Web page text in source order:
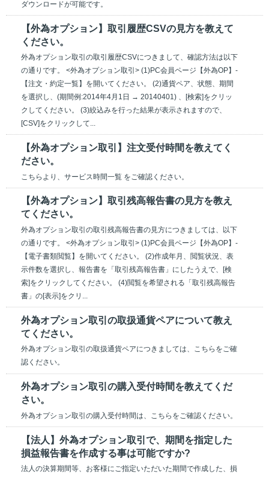
ダウンロードが可能です。
【外為オプション】取引履歴CSVの見方を教えて
ください。
外為オプション取引の取引履歴CSVにつきまして、確認方法は以下
の通りです。 <外為オプション取引> (1)PC会員ページ【外為OP】-
【注文・約定一覧】を開いてください。 (2)通貨ペア、状態、期間
を選択し、(期間例:2014年4月1日 → 20140401) 、[検索]をクリッ
クしてください。 (3)絞込みを行った結果が表示されますので、
[CSV]をクリックして...
【外為オプション取引】注文受付時間を教えてく
ださい。
こちらより、サービス時間一覧 をご確認ください。
【外為オプション】取引残高報告書の見方を教え
てください。
外為オプション取引の取引残高報告書の見方につきましては、以下
の通りです。 <外為オプション取引> (1)PC会員ページ【外為OP】-
【電子書類閲覧】を開いてください。 (2)作成年月、閲覧状況、表
示件数を選択し、報告書を「取引残高報告書」にしたうえで、[検
索]をクリックしてください。 (4)閲覧を希望される「取引残高報告
書」の[表示]をクリ...
外為オプション取引の取扱通貨ペアについて教え
てください。
外為オプション取引の取扱通貨ペアにつきましては、こちらをご確
認ください。
外為オプション取引の購入受付時間を教えてくだ
さい。
外為オプション取引の購入受付時間は、こちらをご確認ください。
【法人】外為オプション取引で、期間を指定した
損益報告書を作成する事は可能ですか?
法人の決算期間等、お客様にご指定いただいた期間で作成した、損